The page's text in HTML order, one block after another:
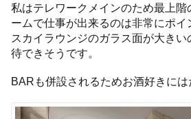
私はテレワークメインのため最上
ームで仕事が出来るのは非常にポイ
スカイラウンジのガラス面が大き
待できそうです。
BARも併設されるためお酒好きには